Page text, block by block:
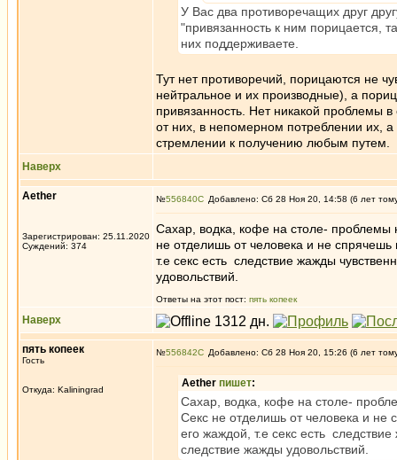
У Вас два противоречащих друг
"привязанность к ним порицается,
них поддерживаете.
Тут нет противоречий, порицаются не
нейтральное и их производные), а
привязанность. Нет никакой проблемы
от них, в непомерном потреблении их,
стремлении к получению любым путем.
Наверх
Aether
Зарегистрирован: 25.11.2020
Суждений: 374
№556840 Добавлено: Сб 28 Ноя 20, 14:58 (6 лет
Сахар, водка, кофе на столе- проблемы
не отделишь от человека и не
т.е секс есть следствие жажды
удовольствий.
Ответы на этот пост: пять копеек
Наверх
пять копеек
Гость
Откуда: Kaliningrad
№556842 Добавлено: Сб 28 Ноя 20, 15:26 (6 лет
Aether пишет:
Сахар, водка, кофе на столе-
Секс не отделишь от человека и не
его жаждой, т.е секс есть
следствие жажды удовольствий.